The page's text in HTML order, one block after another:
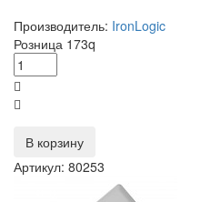
Производитель: IronLogic
Розница 173q
В корзину
Артикул: 80253